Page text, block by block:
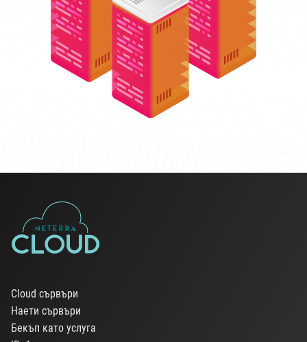
Cloud сървъри
Наети сървъри
Бекъп като услуга